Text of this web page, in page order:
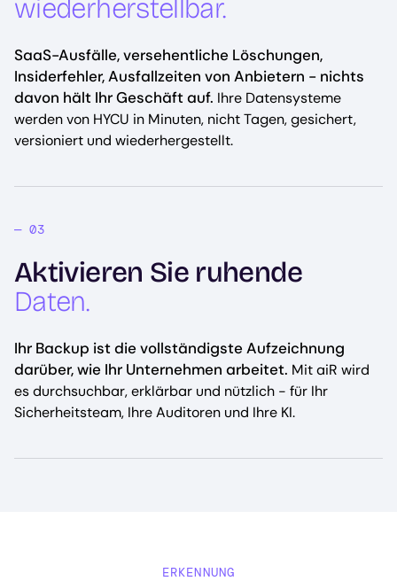
wiederherstellbar.
SaaS-Ausfälle, versehentliche Löschungen,
Insiderfehler, Ausfallzeiten von Anbietern - nichts
davon hält Ihr Geschäft auf. Ihre Datensysteme
werden von HYCU in Minuten, nicht Tagen, gesichert,
versioniert und wiederhergestellt.
Aktivieren Sie ruhende
Daten.
Ihr Backup ist die vollständigste Aufzeichnung
darüber, wie Ihr Unternehmen arbeitet. Mit aiR wird
es durchsuchbar, erklärbar und nützlich - für Ihr
Sicherheitsteam, Ihre Auditoren und Ihre KI.
ERKENNUNG